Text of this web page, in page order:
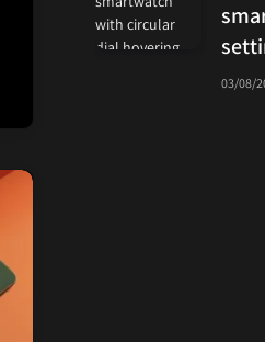
03/08/